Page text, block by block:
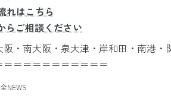
れはこちら
らご相談ください
阪・南大阪・泉大津・岸和田・南港・
＝＝＝＝＝＝＝＝＝＝
NEWS